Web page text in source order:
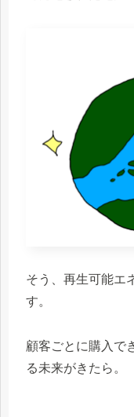
そう、再生可能エ
す。
顧客ごとに購入で
る未来がきたら。